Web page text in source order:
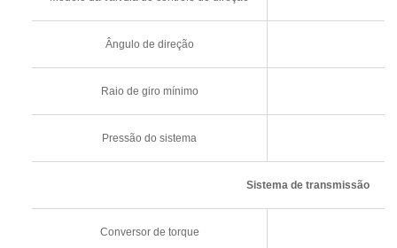
Ângulo de direção
Raio de giro mínimo
Pressão do sistema
Sistema de transmissão
Conversor de torque